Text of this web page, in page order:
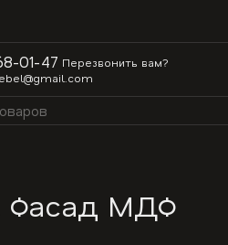
01-47 Перезвонить вам?
Фасад МДФ